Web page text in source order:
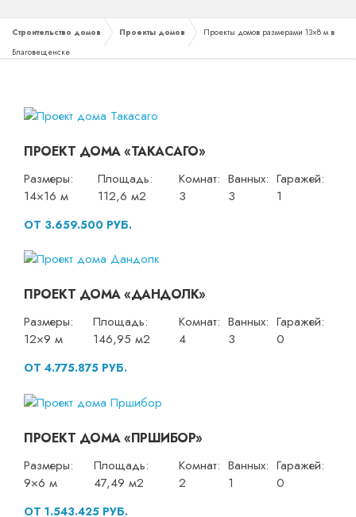
Строительство домов Проекты домов
Проекты домов размерами 13×8 м в
Благовещенске
ПРОЕКТ ДОМА «ТАКАСАГО»
Размеры:
14×16 м
Площадь:
112,6 м2
Комнат:
3
Ванных:
3
Гаражей:
1
ОТ 3.659.500 РУБ.
ПРОЕКТ ДОМА «ДАНДОЛК»
Размеры:
12×9 м
Площадь:
146,95 м2
Комнат:
4
Ванных:
3
Гаражей:
0
ОТ 4.775.875 РУБ.
ПРОЕКТ ДОМА «ПРШИБОР»
Размеры:
9×6 м
Площадь:
47,49 м2
Комнат:
2
Ванных:
1
Гаражей:
0
ОТ 1.543.425 РУБ.